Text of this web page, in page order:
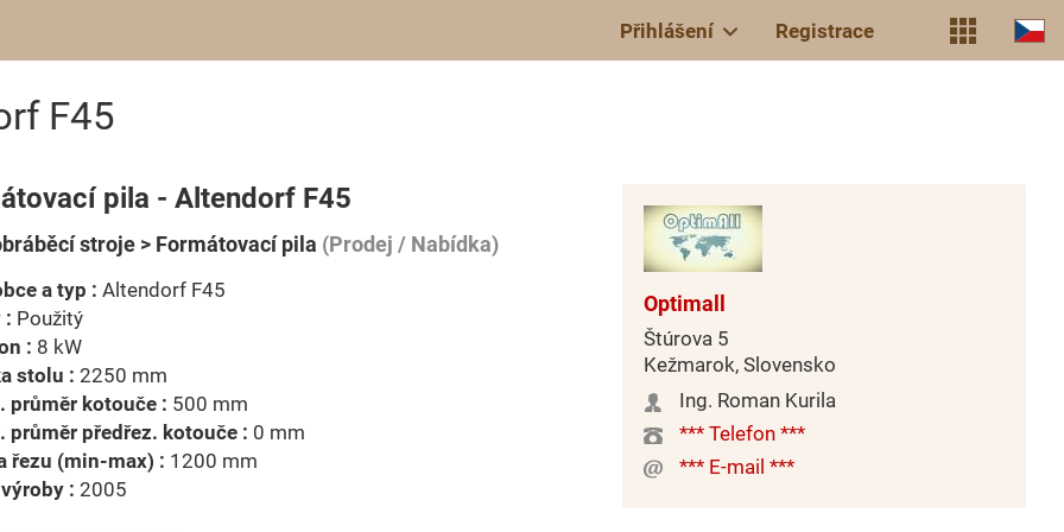
Přihlášení Registrace
F45
pila - Altendorf F45
stroje > Formátovací pila (Prodej / Nabídka)
a typ : Altendorf F45
: Použitý
: 8 kW
stolu : 2250 mm
průměr kotouče : 500 mm
průměr předřez. kotouče : 0 mm
řezu (min-max) : 1200 mm
: 2005
Optimall
Štúrova 5
Kežmarok, Slovensko
Ing. Roman Kurila
*** Telefon ***
*** E-mail ***